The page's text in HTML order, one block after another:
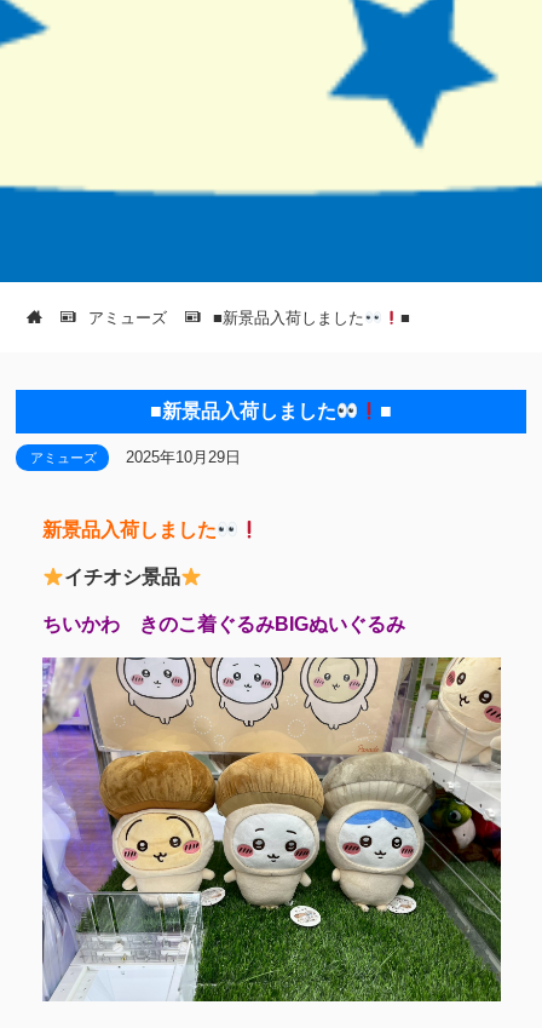
アミューズ ■新景品入荷しました ■
■新景品入荷しました ■
アミューズ 2025年10月29日
新景品入荷しました
イチオシ景品
ちいかわ きのこ着ぐるみBIGぬいぐるみ